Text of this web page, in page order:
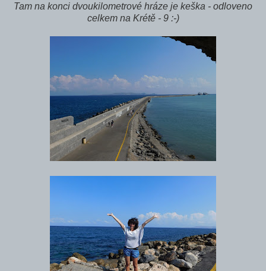
Tam na konci dvoukilometrové hráze je keška - odloveno
celkem na Krétě - 9 :-)